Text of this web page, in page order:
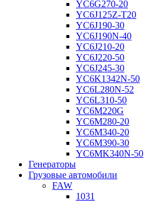
YC6G270-20
YC6J125Z-T20
YC6J190-30
YC6J190N-40
YC6J210-20
YC6J220-50
YC6J245-30
YC6K1342N-50
YC6L280N-52
YC6L310-50
YC6M220G
YC6M280-20
YC6M340-20
YC6M390-30
YC6MK340N-50
Генераторы
Грузовые автомобили
FAW
1031